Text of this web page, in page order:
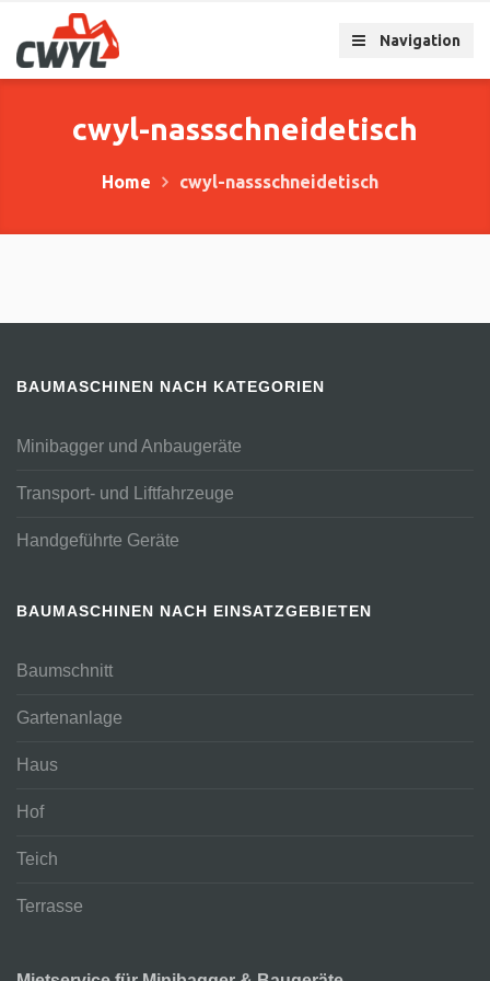
Navigation
cwyl-nassschneidetisch
Home cwyl-nassschneidetisch
BAUMASCHINEN NACH KATEGORIEN
Minibagger und Anbaugeräte
Transport- und Liftfahrzeuge
Handgeführte Geräte
BAUMASCHINEN NACH EINSATZGEBIETEN
Baumschnitt
Gartenanlage
Haus
Hof
Teich
Terrasse